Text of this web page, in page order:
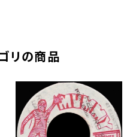
リの商品